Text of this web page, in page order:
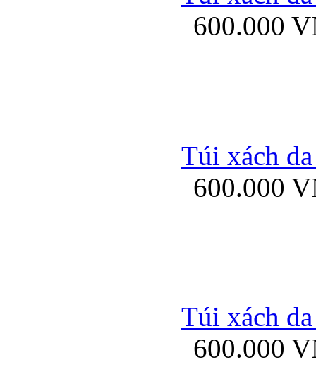
Bao da iPhone 5
600.000
Túi xách
600.000
Túi xách
600.000